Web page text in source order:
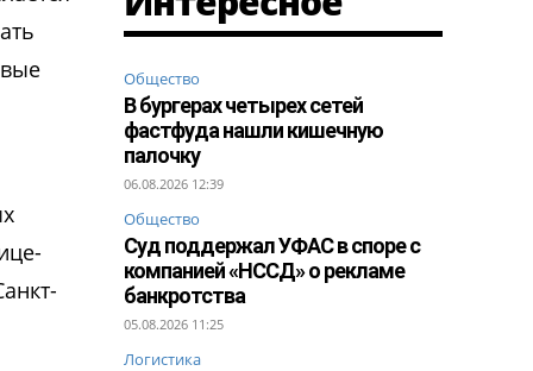
Общество
В бургерах четырех сетей
фастфуда нашли кишечную
палочку
06.08.2026 12:39
Общество
Суд поддержал УФАС в споре с
компанией «НССД» о рекламе
банкротства
05.08.2026 11:25
Логистика